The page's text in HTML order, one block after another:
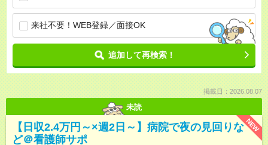
来社不要！WEB登録／面接OK
追加して再検索！
掲載日：2026.08.07
未読
NEW
【日収2.4万円～×週2日～】病院で夜の見回りな
ど＠看護師サポ